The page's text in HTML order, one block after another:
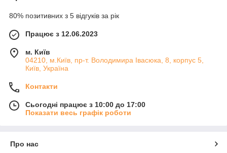
80% позитивних з 5 відгуків за рік
Працює з 12.06.2023
м. Київ
04210, м.Київ, пр-т. Володимира Івасюка, 8, корпус 5,
Київ, Україна
Контакти
Сьогодні працює з 10:00 до 17:00
Показати весь графік роботи
Про нас